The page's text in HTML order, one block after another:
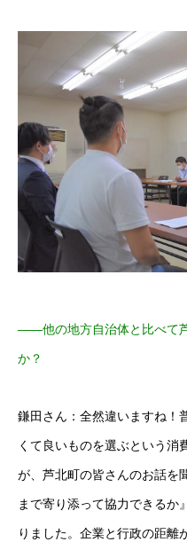
――他の地方自治体と比べて
か？
鎌田さん：全然違いますね！
くて良いものを選ぶという消
が、芦北町の皆さんのお話を
まで寄り添って協力できるか
りました。企業と行政の距離